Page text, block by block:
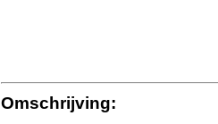
Omschrijving: